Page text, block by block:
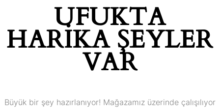
UFUKTA
HARIKA ŞEYLER
VAR
Büyük bir şey hazırlanıyor! Mağazamız üzerinde çalışılıyor